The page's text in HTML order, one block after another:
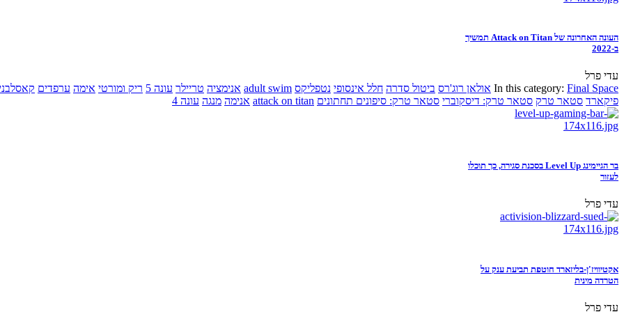
העונה האחרונה של Attack on Titan תמשיך
ב-2022
עדי פרל
In this category: Final Space אולאן רוג'רס ביטול סדרה חלל אינסופי נטפליקס adult swim אנימציה טריילר עונה 5 ריק ומורטי אימה ערפדים
פיקארד סטאר טרק סטאר טרק: דיסקוברי סטאר טרק: סיפונים תחתונים attack on titan אנימה מנגה עונה 4
בר הגיימינג Level Up בסכנת סגירה, כך תוכלו
לעזור
עדי פרל
אקטיוויז'ן-בליזארד חוטפת תביעת ענק על
הטרדה מינית
עדי פרל